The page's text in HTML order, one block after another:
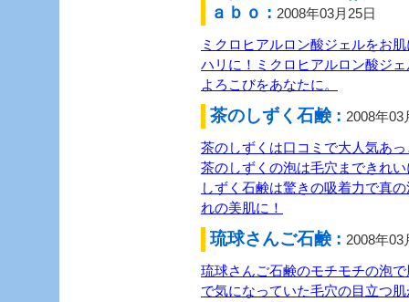
ａｂｏ : 2008年03月25日
ミクロヒアルロン酸ジェルをお
ハリに！ミクロヒアルロン酸ジ
よろこびをあなたに。
茶のしずく石鹸 : 2008年03
茶のしずくは口コミで大人気あ
茶のしずくの泡は毛穴まできれ
しずく石鹸は驚きの吸着力で真
れの美肌に！
琉球さんご石鹸 : 2008年03
琉球さんご石鹸のモチモチの泡
で気になっていた毛穴の目立つ